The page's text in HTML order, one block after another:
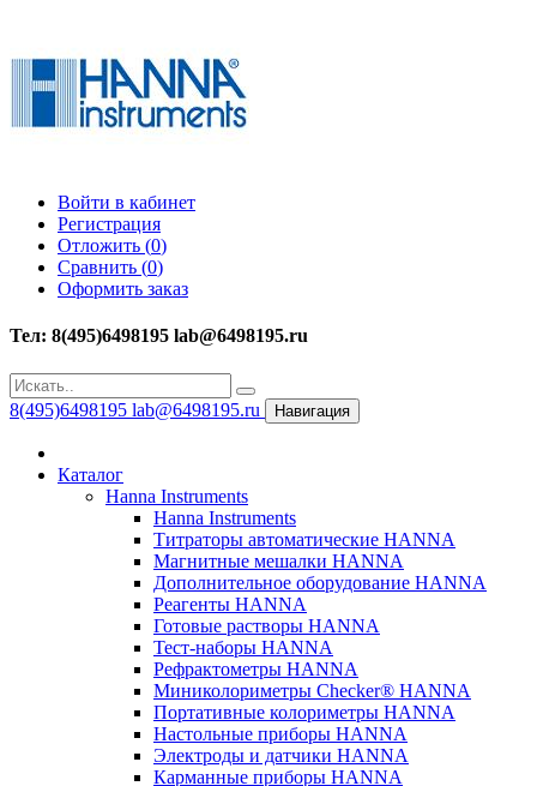
Войти в кабинет
Регистрация
Отложить (0)
Сравнить (0)
Оформить заказ
Тел: 8(495)6498195 lab@6498195.ru
8(495)6498195 lab@6498195.ru Навигация
Каталог
Hanna Instruments
Hanna Instruments
Титраторы автоматические HANNA
Магнитные мешалки HANNA
Дополнительное оборудование HANNA
Реагенты HANNA
Готовые растворы HANNA
Тест-наборы HANNA
Рефрактометры HANNA
Миниколориметры Checker® HANNA
Портативные колориметры HANNA
Настольные приборы HANNA
Электроды и датчики HANNA
Карманные приборы HANNA